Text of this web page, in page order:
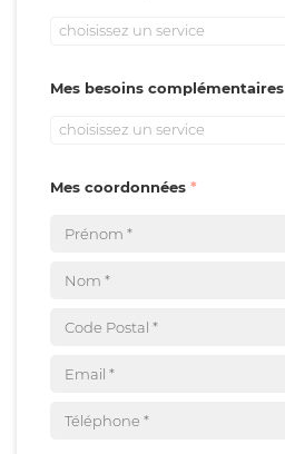
choisissez un service
Mes besoins complémentaires
choisissez un service
Mes coordonnées